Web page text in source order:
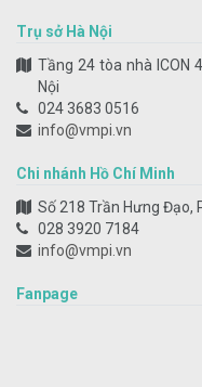
Trụ sở Hà Nội
Tầng 24 tòa nhà ICON
Nội
024 3683 0516
info@vmpi.vn
Chi nhánh Hồ Chí Minh
Số 218 Trần Hưng Đạo,
028 3920 7184
info@vmpi.vn
Fanpage